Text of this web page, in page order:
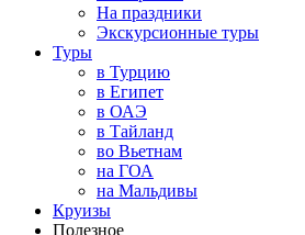
На праздники
Экскурсионные туры
Туры
в Турцию
в Египет
в ОАЭ
в Тайланд
во Вьетнам
на ГОА
на Мальдивы
Круизы
Полезное